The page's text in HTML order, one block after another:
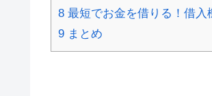
8 最短でお金を借りる！借入
9 まとめ